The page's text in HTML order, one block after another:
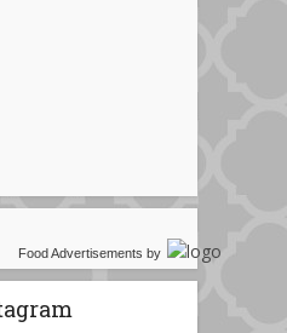
Food Advertisements by